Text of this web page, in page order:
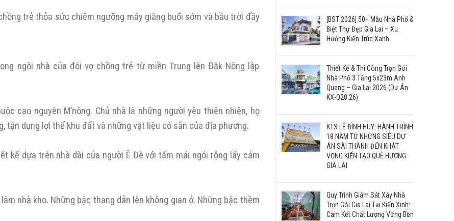
trẻ thỏa sức chiêm ngưỡng mây giăng buổi sớm và bầu trời đầy
ngôi nhà của đôi vợ chồng trẻ từ miền Trung lên Đăk Nông lập
cao nguyên M’nông. Chủ nhà là những người yêu thiên nhiên, họ
tận dụng lợi thế khu đất và những vật liệu có sẵn của địa phương.
kế dựa trên nhà dài của người Ê Đê với tấm mái ngói rộng lấy cảm
nhà kho. Những bậc thang dẫn lên không gian ở. Những bậc thềm
[BST 2026] 50+ Mẫu Nhà Phố &
Biệt Thự Đẹp Gia Lai – Xu
Hướng Kiến Trúc Xanh
Thiết Kế & Thi Công Trọn Gói
Nhà Phố 3 Tầng 5x23m Anh
Quang – Gia Lai 2026 (Dự Án
KX-Q28.26)
KTS LÊ ĐÌNH HUY: HÀNH TRÌNH
18 NĂM TỪ NHỮNG SIÊU DỰ
ÁN SÀI THÀNH ĐẾN KHÁT
VỌNG KIẾN TẠO QUÊ HƯƠNG
GIA LAI
Quy Trình Giám Sát Xây Nhà
Trọn Gói Gia Lai Tại Kiến Xinh:
Cam Kết Chất Lượng Vững Bền